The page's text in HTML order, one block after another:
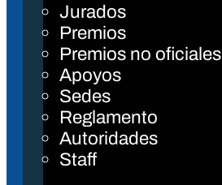
Jurados
Premios
Premios no oficiales
Apoyos
Sedes
Reglamento
Autoridades
Staff